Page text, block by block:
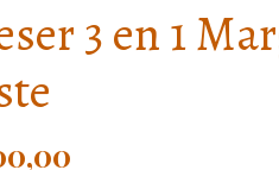
3 en 1